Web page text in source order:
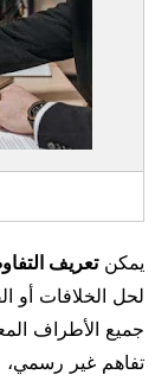
أسلوب حياة
تطوير الذات
الطريق إلى
Youtube
اتفاقية
سياسة
يمكنتعريف
لحل الخلافات أو
جميع الأطراف
تفاهم غير رسمي،